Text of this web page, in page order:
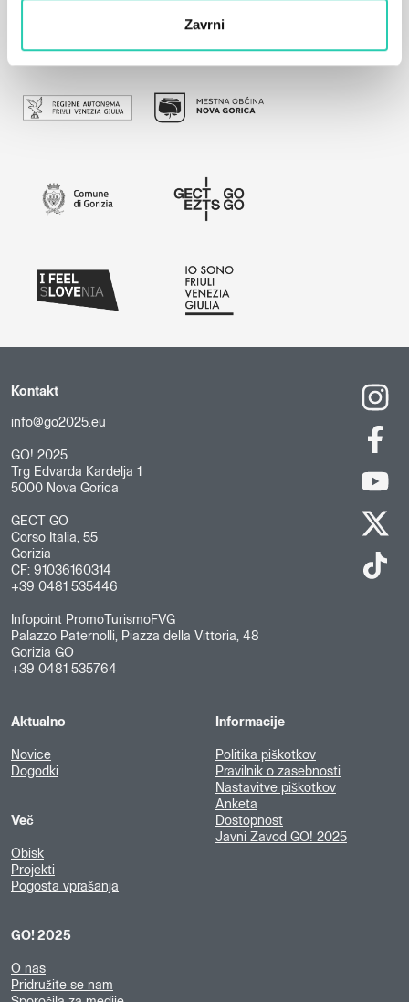
Zavrni
Kontakt
info@go2025.eu
GO! 2025
Trg Edvarda Kardelja 1
5000 Nova Gorica
GECT GO
Corso Italia, 55
Gorizia
CF: 91036160314
+39 0481 535446
Infopoint PromoTurismoFVG
Palazzo Paternolli, Piazza della Vittoria, 48
Gorizia GO
+39 0481 535764
Aktualno
Novice
Dogodki
Več
Obisk
Projekti
Pogosta vprašanja
GO! 2025
O nas
Pridružite se nam
Informacije
Politika piškotkov
Pravilnik o zasebnosti
Nastavitve piškotkov
Anketa
Dostopnost
Javni Zavod GO! 2025